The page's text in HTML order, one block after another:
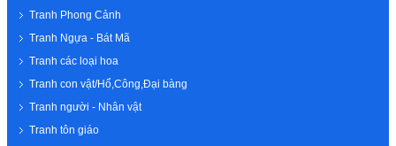
Tranh Phong Cảnh
Tranh Ngựa - Bát Mã
Tranh các loại hoa
Tranh con vật/Hổ,Công,Đại bàng
Tranh người - Nhân vật
Tranh tôn giáo